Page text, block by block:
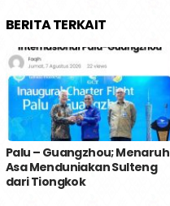
BERITA TERKAIT
Palu – Guangzhou; Menaruh
Asa Menduniakan Sulteng
dari Tiongkok